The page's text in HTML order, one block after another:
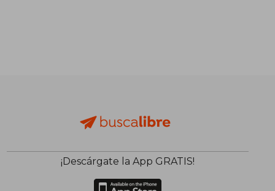
¡Descárgate la App GRATIS!